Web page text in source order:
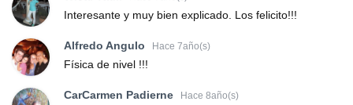
Interesante y muy bien explicado. Los felicito!!!
Alfredo Angulo Hace 7año(s)
Física de nivel !!!
CarCarmen Padierne Hace 8año(s)